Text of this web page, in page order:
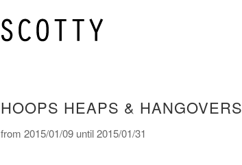
HOOPS HEAPS & HANGOVERS
from 2015/01/09 until 2015/01/31